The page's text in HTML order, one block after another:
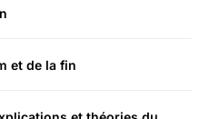
et de la fin